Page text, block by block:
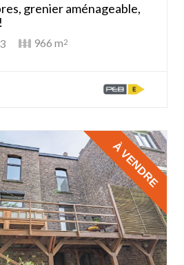
grenier aménageable,
3 966 m2
À VENDRE